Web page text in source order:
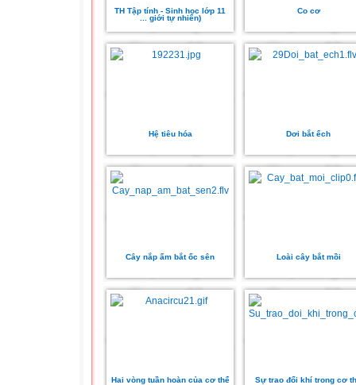
TH Tập tính - Sinh học lớp 11
... giới tự nhiên)
Co cơ
Hệ tiêu hóa Dơi bắt ếch
Cây nắp ấm bắt ốc sên Loài cây bắt mồi
Hai vòng tuần hoàn của cơ thể Sự trao đổi khí trong cơ